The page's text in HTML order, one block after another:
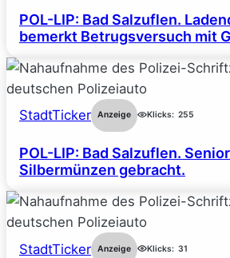
POL-LIP: Bad Salzuflen.
bemerkt Betrugsversuch mit
StadtTicker Anzeige Klicks: 255
POL-LIP: Bad Salzuflen.
Silbermünzen gebracht.
StadtTicker Anzeige Klicks: 31